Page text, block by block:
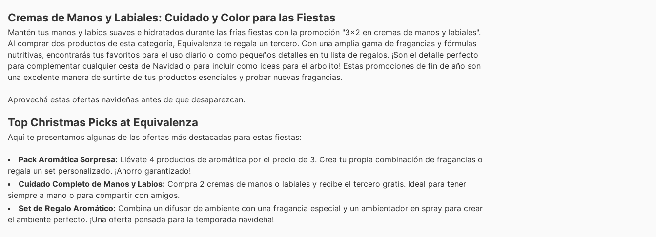
Cremas de Manos y Labiales: Cuidado y Color para las Fiestas
Mantén tus manos y labios suaves e hidratados durante las frías fiestas con la promoción "3x2 en cremas de manos y labiales".
Al comprar dos productos de esta categoría, Equivalenza te regala un tercero. Con una amplia gama de fragancias y fórmulas
nutritivas, encontrarás tus favoritos para el uso diario o como pequeños detalles en tu lista de regalos. ¡Son el detalle perfecto
para complementar cualquier cesta de Navidad o para incluir como ideas para el arbolito! Estas promociones de fin de año son
una excelente manera de surtirte de tus productos esenciales y probar nuevas fragancias.
Aprovechá estas ofertas navideñas antes de que desaparezcan.
Top Christmas Picks at Equivalenza
Aquí te presentamos algunas de las ofertas más destacadas para estas fiestas:
Pack Aromática Sorpresa: Llévate 4 productos de aromática por el precio de 3. Crea tu propia combinación de fragancias o
regala un set personalizado. ¡Ahorro garantizado!
Cuidado Completo de Manos y Labios: Compra 2 cremas de manos o labiales y recibe el tercero gratis. Ideal para tener
siempre a mano o para compartir con amigos.
Set de Regalo Aromático: Combina un difusor de ambiente con una fragancia especial y un ambientador en spray para crear
el ambiente perfecto. ¡Una oferta pensada para la temporada navideña!